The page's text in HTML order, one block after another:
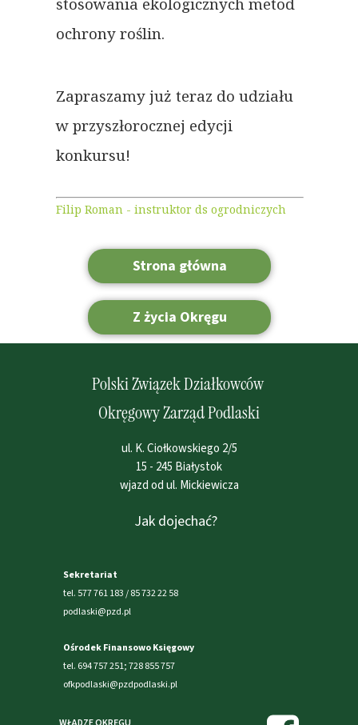
Z życia Okręgu
Strona główna
ochrony roślin.
Zapraszamy już teraz do udziału
w przyszłorocznej edycji
konkursu!
Filip Roman - instruktor ds ogrodniczych
Jak dojechać?
Polski Związek Działkowców
Okręgowy Zarząd Podlaski
ul. K. Ciołkowskiego 2/5
15 - 245 Białystok
wjazd od ul. Mickiewicza
Sekretariat
tel. 577 761 183 / 85 732 22 58
podlaski@pzd.pl
Ośrodek Finansowo Księgowy
tel. 694 757 251; 728 855 757
ofkpodlaski@pzdpodlaski.pl